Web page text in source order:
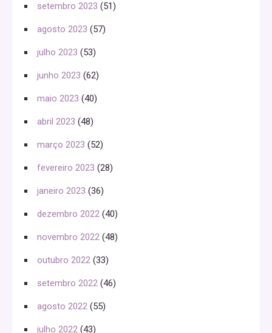
setembro 2023 (51)
agosto 2023 (57)
julho 2023 (53)
junho 2023 (62)
maio 2023 (40)
abril 2023 (48)
março 2023 (52)
fevereiro 2023 (28)
janeiro 2023 (36)
dezembro 2022 (40)
novembro 2022 (48)
outubro 2022 (33)
setembro 2022 (46)
agosto 2022 (55)
julho 2022 (43)